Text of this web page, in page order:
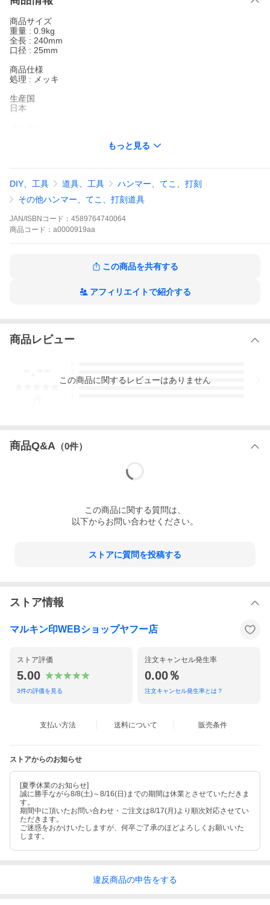
商品サイズ
重量 : 0.9kg
全長 : 240mm
口径 : 25mm
商品仕様
処理 : メッキ
生産国
日本
※商品はサイズ等に多少差異がある場合があります。<br>
※ご使用のモニター環境により、実際の商品との色合いが異なっ
て見える場合があります。
※製品の仕様・パッケージ等は予告なく変更する場合があります
ので、ご了承ください。
商品説明
足場や工事といった高所での作業など
落下の危険性を極限まで減らしながらも
ハンマーの誕生です。
メッキ加工
安全・安心のワイヤーin搭載！
U字係合金属で４点で溶接。
より高い強度を実現！
頭部を削りスムーズな着脱が可能。
二重の落下防止構造により
落下の危険性を減らし、作業がより安全、よりスムーズに！
頭部の「U型係合金属」と腰ベルトのカラビナにかけることでハン
※メーカー欠品が稀に起こる可能性がございます。その場合は注
文をキャンセルとさせていただきます。
※製造上の傷跡・汚れ等があります。
※長期間使用していなくても、木柄が乾燥・収縮することで頭部
や緩みがないことを確認してから使用し
てください。
※水に濡れないようにしてください。劣化やカビ、腐敗などの原
因になります。
※濡れた場合は、乾いたタオル等でよく拭き、乾かしてくださ
い。
※本来の目的以外では、使用しないでください。
●安全の為に必ずヘルメット、安全メガネ等を着用してください。
●周囲の人の安全を確認して作業をしてください。
●頭部や柄部に亀裂またはガタつきのある場合は使用しないでくだ
さい。
もっと見る
DIY、工具 道具、工具
ハンマー、てこ、打刻
その他ハンマー、てこ、打刻道具
JAN/ISBNコード： 4589764740064
商品 コード： a0000919aa
この商品を共有する
アフィリエイトで紹介する
商品レビュー
3
この商品に関するレビューはありません
商品Q&A （0件）
この商品に関する質問は、
以下からお問い合わせください。
ストアに質問を投稿する
ストア情報
マルキン印WEBショップヤフー店
ストア評価
5.00
3件の評価を見る
注文キャンセル発生率
0.00％
注文キャンセル発生率とは？
支払い方法 送料について 販売条件
ストアからのお知らせ
[夏季休業のお知らせ]
誠に勝手ながら8/8(土)～8/16(日)までの期間は休業とさせていただきま
す。
期間中に頂いたお問い合わせ・ご注文は8/17(月)より順次対応させてい
ただきます。
ご迷惑をおかけいたしますが、何卒ご了承のほどよろしくお願いいた
します。
違反商品の申告をする